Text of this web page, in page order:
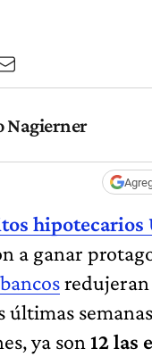
Nagierner
hipotecarios
a ganar
bancosredujeran
últimas
ya son 12 las